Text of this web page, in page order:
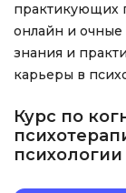
практикующих
онлайн и очные
знания и
карьеры в
Курс по